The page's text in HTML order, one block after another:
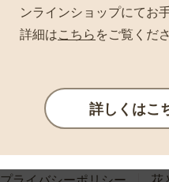
ンラインショップにてお
詳細はこちら をご覧くだ
詳しくはこ